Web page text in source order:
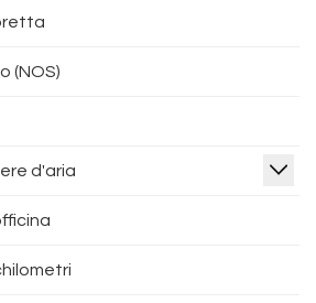
(NOS)
d'aria